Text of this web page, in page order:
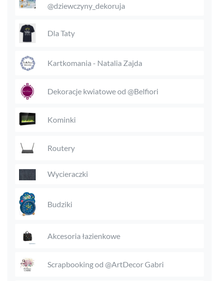
@dziewczyny_dekoruja
Dla Taty
Kartkomania - Natalia Zajda
Dekoracje kwiatowe od @Belfiori
Kominki
Routery
Wycieraczki
Budziki
Akcesoria łazienkowe
Scrapbooking od @ArtDecor Gabri